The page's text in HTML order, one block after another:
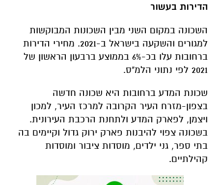
הדירות בעשור
השכונה במקום השני מבין השכונות המבוקשות
למגורים והשקעה בישראל ב-2021. מחירי הדירות
ברחובות עלו בכ-6% בממוצע ברבעון הראשון של
2021 לפי נתוני הלמ"ס.
שכונת המדע ברחובות היא שכונה חדשה
בצפון-מזרח העיר הקרובה למרכז העיר, למכון
ויצמן, לפארק המדע ולתחנת הרכבת העירונית.
בשכונה צפוי להיבנות פארק ירוק גדול וקיימים בה
בתי ספר, גני ילדים, מוסדות ציבור ומוסדות
קהילתיים.